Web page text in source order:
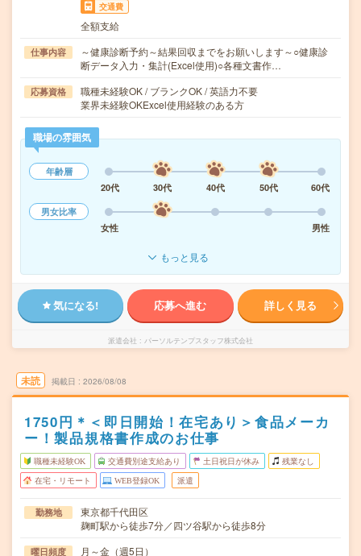
交通費
全額支給
仕事内容
～健康診断予約～結果回収までをお願いします～○健康診
断データ入力・集計(Excel使用)○各種文書作…
応募資格
職種未経験OK / ブランクOK / 英語力不要
業界未経験OKExcel使用経験のある方
職場の雰囲気
年齢層
20代
30代 40代 50代
60代
男女比率
女性
男性
もっと見る
気になる! 応募へ進む 詳しく見る
派遣会社 パーソルテンプスタッフ株式会社
未読 掲載日 2026/08/08
1750円＊＜即日開始！在宅あり＞食品メーカ
ー！製品規格書作成のお仕事
職種未経験OK 交通費別途支給あり 土日祝日が休み 残業なし
在宅・リモート WEB登録OK 派遣
勤務地
東京都千代田区
麹町駅から徒歩7分／四ツ谷駅から徒歩8分
曜日頻度 月～金（週5日）